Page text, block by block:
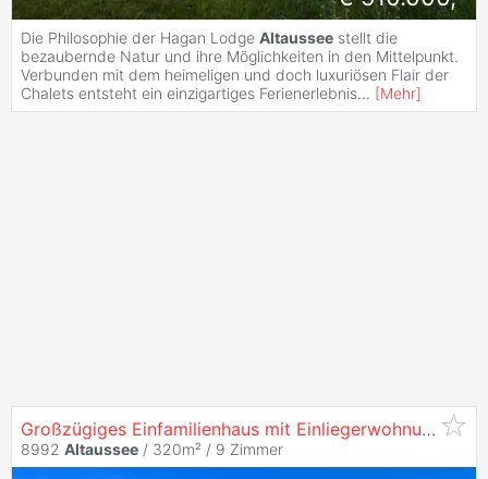
Die Philosophie der Hagan Lodge Altaussee stellt die
bezaubernde Natur und ihre Möglichkeiten in den Mittelpunkt.
Verbunden mit dem heimeligen und doch luxuriösen Flair der
Chalets entsteht ein einzigartiges Ferienerlebnis... [Mehr]
Großzügiges Einfamilienhaus mit Einliegerwohnung in
8992 Altaussee / 320m² / 9 Zimmer